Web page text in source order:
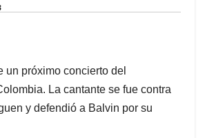
un próximo concierto del
La cantante se fue contra
y defendió a Balvin por su